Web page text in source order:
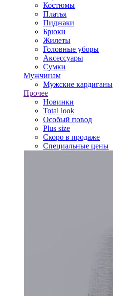
Костюмы
Платья
Пиджаки
Брюки
Жилеты
Головные уборы
Аксессуары
Сумки
Мужчинам
Мужские кардиганы
Прочее
Новинки
Total look
Особый повод
Plus size
Скоро в продаже
Специальные цены